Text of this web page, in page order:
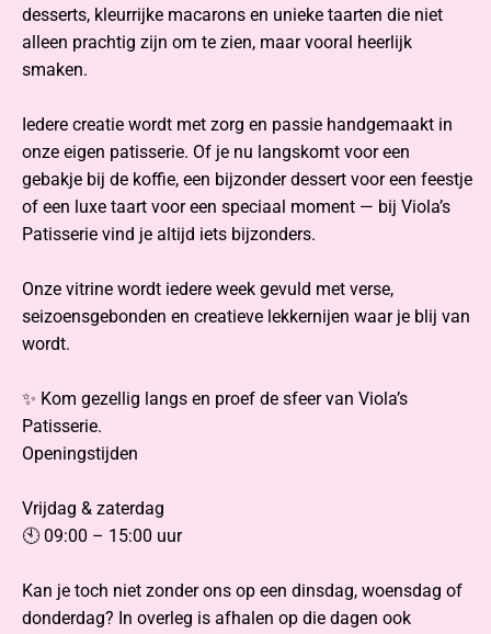
desserts, kleurrijke macarons en unieke taarten die niet
alleen prachtig zijn om te zien, maar vooral heerlijk
smaken.
Iedere creatie wordt met zorg en passie handgemaakt in
onze eigen patisserie. Of je nu langskomt voor een
gebakje bij de koffie, een bijzonder dessert voor een feestje
of een luxe taart voor een speciaal moment — bij Viola’s
Patisserie vind je altijd iets bijzonders.
Onze vitrine wordt iedere week gevuld met verse,
seizoensgebonden en creatieve lekkernijen waar je blij van
wordt.
✨ Kom gezellig langs en proef de sfeer van Viola’s
Patisserie.
Openingstijden
Vrijdag & zaterdag
🕙 09:00 – 15:00 uur
Kan je toch niet zonder ons op een dinsdag, woensdag of
donderdag? In overleg is afhalen op die dagen ook